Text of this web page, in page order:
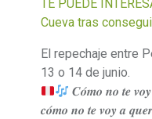
TE PUEDE
Cueva tras
El repechaje entre
13 o 14 de junio.
𝑪𝒐́𝒎𝒐 𝒏𝒐 𝒕𝒆 𝒗𝒐𝒚
𝒄𝒐́𝒎𝒐 𝒏𝒐 𝒕𝒆 𝒗𝒐𝒚 𝒂